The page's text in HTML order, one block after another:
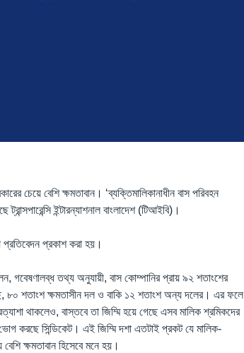
চেয়ে বেশি ক্ষমতাবান। ‘ব্যক্তিমালিকানাধীন বাস পরিবহন
ইন্টারন্যাশনাল বাংলাদেশ (টিআইবি)।
প্রতিবেদন প্রকাশ করা হয়।
গবেষণালব্ধ তথ্য অনুযায়ী, বাস কোম্পানির প্রায় ৯২ শতাংশের
৮০ শতাংশ ক্ষমতাসীন দল ও বাকি ১২ শতাংশ অন্য দলের। এর ফলে
থাকলেও, বাস্তবে তা জিম্মি হয়ে গেছে এসব মালিক শ্রমিকদের
করছে সিন্ডিকেট। এই জিম্মি দশা এতটাই প্রকট যে মালিক-
ক্ষমতাবান হিসেবে মনে হয়।